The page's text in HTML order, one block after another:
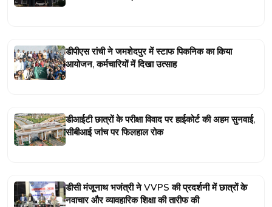
डीपीएस रांची ने जमशेदपुर में स्टाफ पिकनिक का किया
आयोजन, कर्मचारियों में दिखा उत्साह
डीआईटी छात्रों के परीक्षा विवाद पर हाईकोर्ट की अहम सुनवाई,
सीबीआई जांच पर फिलहाल रोक
डीसी मंजूनाथ भजंत्री ने VVPS की प्रदर्शनी में छात्रों के
नवाचार और व्यावहारिक शिक्षा की तारीफ की